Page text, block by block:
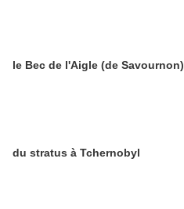
le Bec de l'Aigle (de Savournon)
du stratus à Tchernobyl